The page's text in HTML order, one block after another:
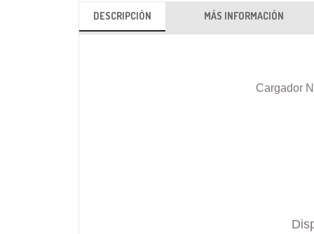
DESCRIPCIÓN
Cargador
MÁS INFORMACIÓN